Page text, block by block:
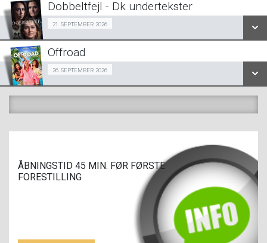
SE ALLE DAGE
LÆS MERE
Dobbeltfejl - Dk undertekster
21. SEPTEMBER 2026Forpremiere 21/09
SE ALLE DAGE
LÆS MERE
Offroad
26. SEPTEMBER 2026Snigpremiere 26/09
ÅBNINGSTID 45 MIN. FØR FØRSTE
FORESTILLING